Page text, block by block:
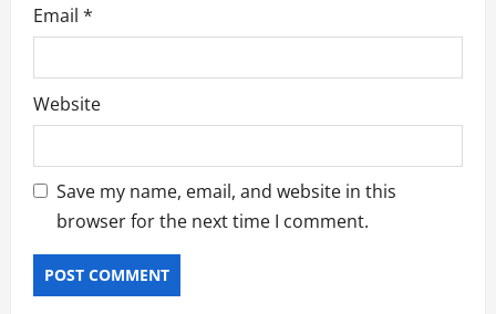
Email *
Website
Save my name, email, and website in this
browser for the next time I comment.